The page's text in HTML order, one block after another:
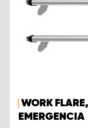
WORK
EMERGENCIA